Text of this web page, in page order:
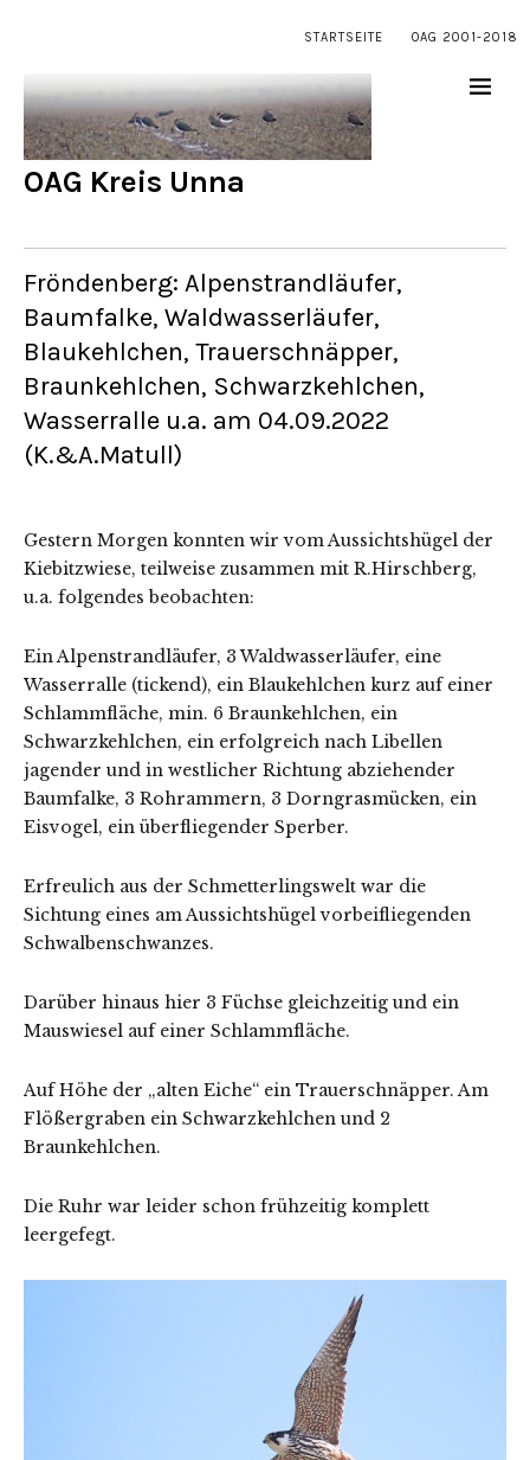
STARTSEITE OAG 2001-2018
OAG Kreis Unna
Fröndenberg: Alpenstrandläufer,
Baumfalke, Waldwasserläufer,
Blaukehlchen, Trauerschnäpper,
Braunkehlchen, Schwarzkehlchen,
Wasserralle u.a. am 04.09.2022
(K.&A.Matull)
Gestern Morgen konnten wir vom Aussichtshügel der
Kiebitzwiese, teilweise zusammen mit R.Hirschberg,
u.a. folgendes beobachten:
Ein Alpenstrandläufer, 3 Waldwasserläufer, eine
Wasserralle (tickend), ein Blaukehlchen kurz auf einer
Schlammfläche, min. 6 Braunkehlchen, ein
Schwarzkehlchen, ein erfolgreich nach Libellen
jagender und in westlicher Richtung abziehender
Baumfalke, 3 Rohrammern, 3 Dorngrasmücken, ein
Eisvogel, ein überfliegender Sperber.
Erfreulich aus der Schmetterlingswelt war die
Sichtung eines am Aussichtshügel vorbeifliegenden
Schwalbenschwanzes.
Darüber hinaus hier 3 Füchse gleichzeitig und ein
Mauswiesel auf einer Schlammfläche.
Auf Höhe der „alten Eiche“ ein Trauerschnäpper. Am
Flößergraben ein Schwarzkehlchen und 2
Braunkehlchen.
Die Ruhr war leider schon frühzeitig komplett
leergefegt.